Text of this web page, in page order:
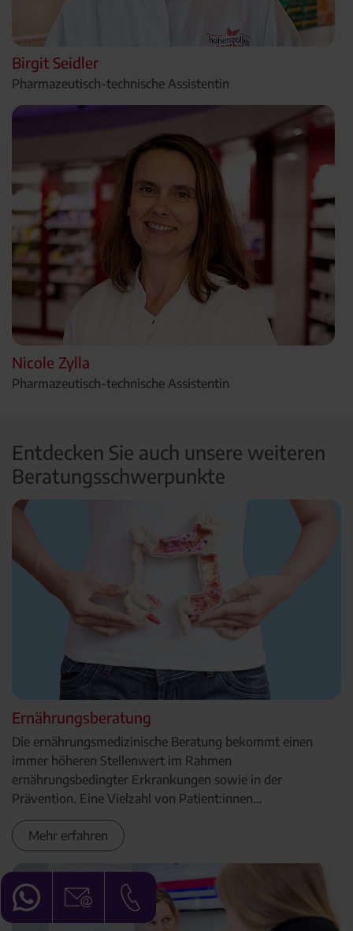
Birgit Seidler
Pharmazeutisch-technische Assistentin
Nicole Zylla
Pharmazeutisch-technische Assistentin
Entdecken Sie auch unsere weiteren
Beratungsschwerpunkte
Ernährungsberatung
Die ernährungsmedizinische Beratung bekommt einen
immer höheren Stellenwert im Rahmen
ernährungsbedingter Erkrankungen sowie in der
Prävention. Eine Vielzahl von Patient:innen…
Mehr erfahren